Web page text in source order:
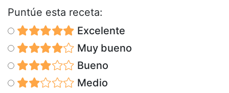
Puntúe esta receta:
Excelente
Muy bueno
Bueno
Medio